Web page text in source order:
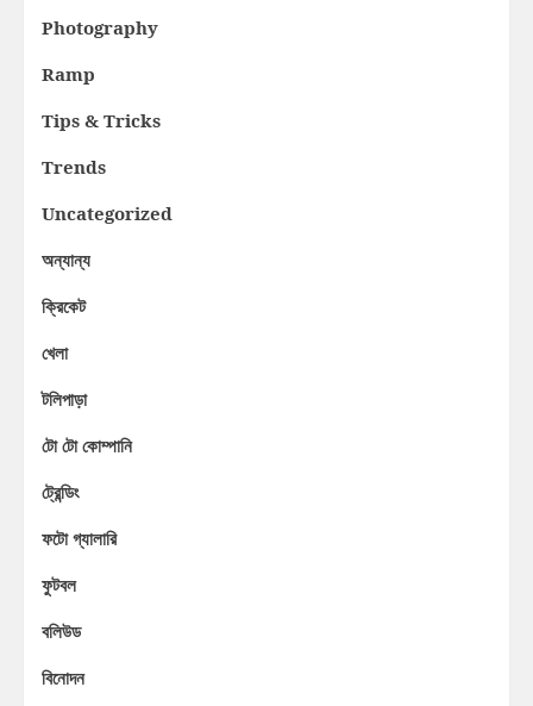
Photography
Ramp
Tips & Tricks
Trends
Uncategorized
অন্যান্য
ক্রিকেট
খেলা
টলিপাড়া
টো টো কোম্পানি
ট্রেন্ডিং
ফটো গ্যালারি
ফুটবল
বলিউড
বিনোদন